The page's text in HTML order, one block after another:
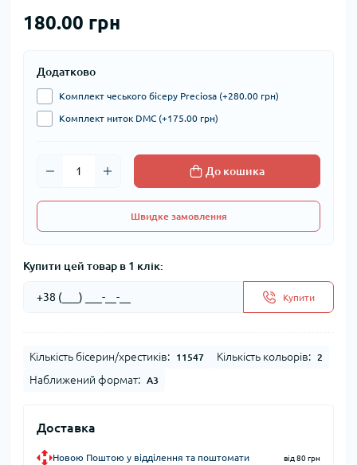
180.00 грн
Додатково
Комплект чеського бісеру Preciosa (+280.00 грн)
Комплект ниток DMC (+175.00 грн)
До кошика
Швидке замовлення
Купити цей товар в 1 клік:
Купити
Кількість бісерин/хрестиків: 11547 Кількість кольорів: 2
Наближений формат: А3
Доставка
Новою Поштою у відділення та поштомати від 80 грн